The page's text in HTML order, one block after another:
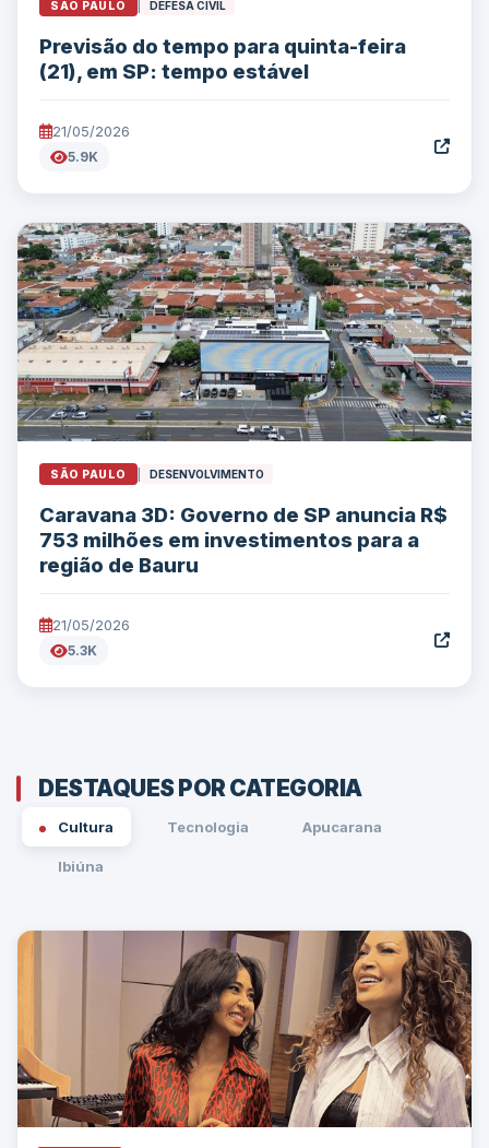
SÃO PAULO DEFESA CIVIL
Previsão do tempo para quinta-feira
(21), em SP: tempo estável
21/05/2026
5.9K
SÃO PAULO DESENVOLVIMENTO
Caravana 3D: Governo de SP anuncia R$
753 milhões em investimentos para a
região de Bauru
21/05/2026
5.3K
DESTAQUES POR CATEGORIA
Cultura Tecnologia Apucarana
Ibiúna